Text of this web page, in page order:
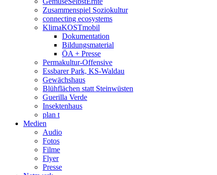
Zusammenspiel Soziokultur
connecting ecosystems
KlimaKOSTmobil
Dokumentation
Bildungsmaterial
ÖA + Presse
Permakultur-Offensive
Essbarer Park, KS-Waldau
Gewächshaus
Blühflächen statt Steinwüsten
Guerilla Verde
Insektenhaus
plan t
Medien
Audio
Fotos
Filme
Flyer
Presse